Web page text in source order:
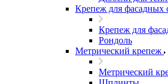
Крепеж для фасадных
Крепеж для
Рондоль
Метрический крепеж
Метрический